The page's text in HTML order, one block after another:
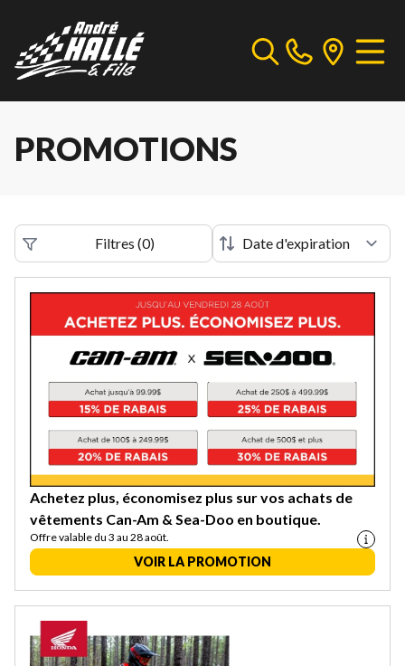
PROMOTIONS
Filtres (0)
Achetez plus, économisez plus sur vos achats de
vêtements Can-Am & Sea-Doo en boutique.
Offre valable du 3 au 28 août.
VOIR LA PROMOTION